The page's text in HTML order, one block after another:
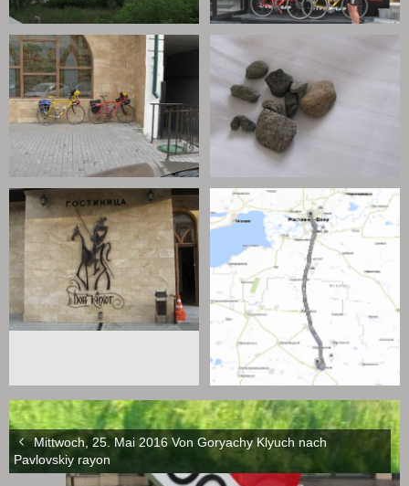
Mittwoch, 25. Mai 2016 Von Goryachy Klyuch nach
Pavlovskiy rayon